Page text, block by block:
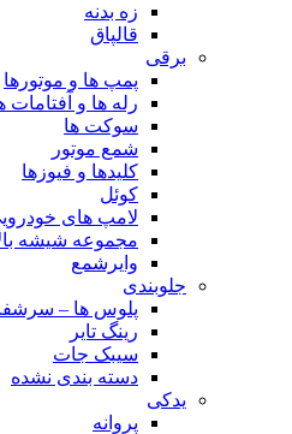
زه بدنه
قالپاق
برقی
پمپ ها و موتورها
رله ها و آفتامات
سوکت ها
شمع موتور
کلیدها و فیوزها
کوئل
لامپ های
مجموعه شیشه
وایرشمع
جلوبندی
پلوس ها –
رینگ تایر
سیبک جات
دسته بندی نشده
یدکی
پروانه